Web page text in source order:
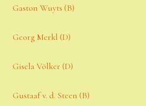
Gaston Wuyts (B)
Georg Merkl (D)
Gisela Völker (D)
Gustaaf v. d. Steen (B)